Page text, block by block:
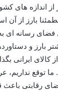
اندازه های
بارز از آن
رسانه ای
بارز و
ایرانی
ما توقع
رقابتی